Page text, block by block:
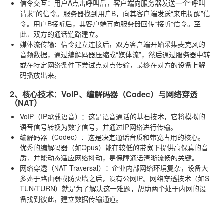
信令交互：用户A点击呼叫后，客户端向服务器发送一个“呼叫
请求”的信令。服务器找到用户B，向其客户端发送“来电提醒”信
令。用户B接听后，其客户端再向服务器回传“接听”信令。至
此，双方的通话链路建立。
媒体流传输：信令建立连接后，双方客户端开始采集麦克风的
音频数据，通过编解码器压缩成“媒体流”，然后通过服务器中转
或在特定网络条件下尝试点对点传输，最终在对方的设备上解
码播放出来。
2、核心技术：VoIP、编解码器（Codec）与网络穿透
（NAT）
VoIP（IP承载语音） ：这是语音通话的基石技术，它将模拟的
语音信号转换为数字信号，并通过IP网络进行传输。
编解码器（Codec） ：这是决定通话音质和带宽占用的核心。
优秀的编解码器（如Opus）能在较低的带宽下提供高保真的音
质，并能动态适应网络抖动，是保障通话清晰流畅的关键。
网络穿透（NAT Traversal） ：企业内部网络环境复杂，设备大
多处于路由器或防火墙之后，没有公网IP。网络穿透技术（如S
TUN/TURN）就是为了解决这一难题，帮助两个处于内网的设
备找到彼此，建立数据传输通道。